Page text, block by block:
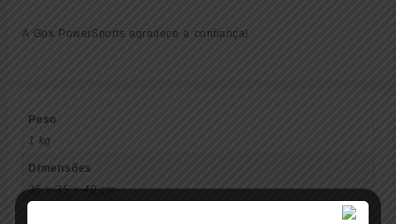
A Gox PowerSports agradece a confiança!
Peso
1 kg
Dimensões
35 × 35 × 40 cm